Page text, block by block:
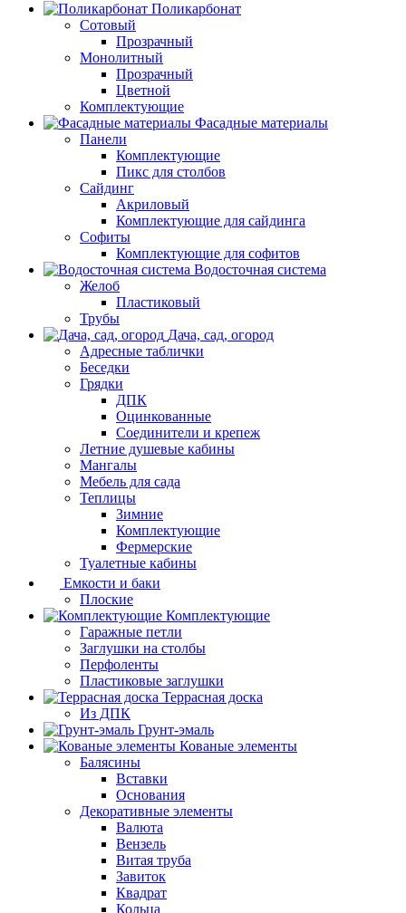
Поликарбонат
Сотовый
Прозрачный
Монолитный
Прозрачный
Цветной
Комплектующие
Фасадные материалы
Панели
Комплектующие
Пикс для столбов
Сайдинг
Акриловый
Комплектующие для сайдинга
Софиты
Комплектующие для софитов
Водосточная система
Желоб
Пластиковый
Трубы
Дача, сад, огород
Адресные таблички
Беседки
Грядки
ДПК
Оцинкованные
Соединители и крепеж
Летние душевые кабины
Мангалы
Мебель для сада
Теплицы
Зимние
Комплектующие
Фермерские
Туалетные кабины
Емкости и баки
Плоские
Комплектующие
Гаражные петли
Заглушки на столбы
Перфоленты
Пластиковые заглушки
Террасная доска
Из ДПК
Грунт-эмаль
Кованые элементы
Балясины
Вставки
Основания
Декоративные элементы
Валюта
Вензель
Витая труба
Завиток
Квадрат
Кольца